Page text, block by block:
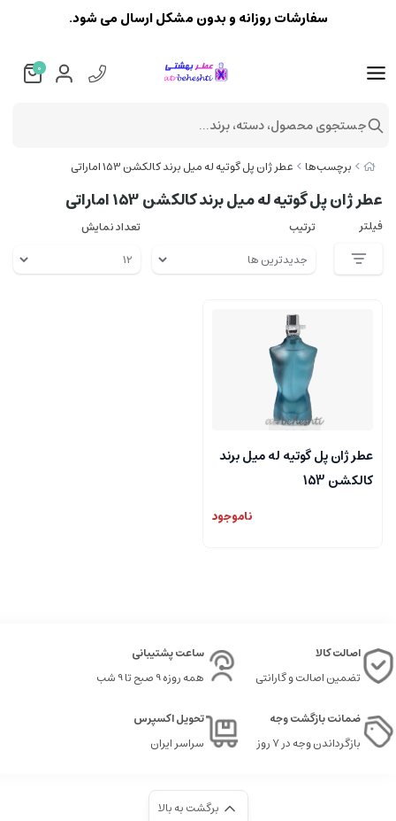
برچسب‌ها عطر ژان پل گوتیه له میل برند کالکشن 153 اماراتی
عطر ژان پل گوتیه له میل برند کالکشن 153 اماراتی
فیلتر ترتیب تعداد نمایش
عطر ژان پل گوتیه له میل برند
کالکشن 153
ناموجود
اصالت کالا
تضمین اصالت و گارانتی
ساعت پشتیبانی
همه روزه 9 صبح تا 9 شب
ضمانت بازگشت وجه
بازگرداندن وجه در ۷ روز
تحویل اکسپرس
سراسر ایران
برگشت به بالا
سفارشات روزانه و بدون مشکل ارسال می شود.
0
جستجوی محصول، دسته، برند...